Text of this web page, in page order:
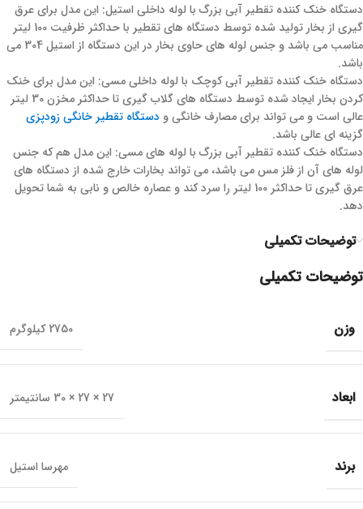
دستگاه خنک کننده تقطیر آبی بزرگ با لوله داخلی استیل: این مدل برای عرق
گیری از بخار تولید شده توسط دستگاه های تقطیر با حداکثر ظرفیت 100 لیتر
مناسب می باشد و جنس لوله های حاوی بخار در این دستگاه از استیل 304 می
باشد.
دستگاه خنک کننده تقطیر آبی کوچک با لوله داخلی مسی: این مدل برای خنک
کردن بخار ایجاد شده توسط دستگاه های گلاب گیری تا حداکثر مخزن 30 لیتر
عالی است و می تواند برای مصارف خانگی و دستگاه تقطیر خانگی زودپزی
گزینه ای عالی باشد.
دستگاه خنک کننده تقطیر آبی بزرگ با لوله های مسی: این مدل هم که جنس
لوله های آن از فلز مس می باشد، می تواند بخارات خارج شده از دستگاه های
عرق گیری تا حداکثر 100 لیتر را سرد کند و عصاره خالص و نابی به شما تحویل
دهد.
توضیحات تکمیلی
توضیحات تکمیلی
وزن 2750 کیلوگرم
ابعاد 27 × 27 × 30 سانتیمتر
برند مهرسا استیل